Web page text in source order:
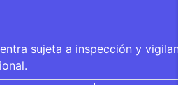
sujeta a inspección y